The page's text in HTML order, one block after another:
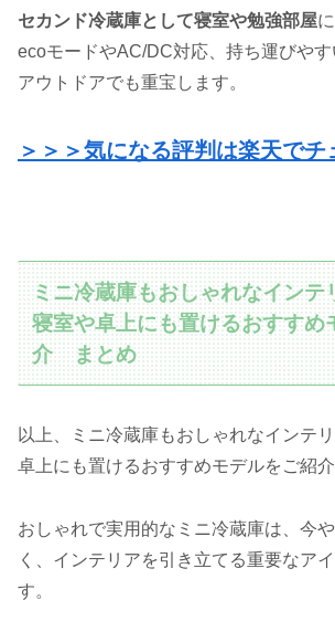
セカンド冷蔵庫として寝室や勉強部屋
ecoモードやAC/DC対応、持ち運びや
アウトドアでも重宝します。
＞＞＞気になる評判は楽天でチ
ミニ冷蔵庫もおしゃれなインテ
寝室や卓上にも置けるおすすめ
介 まとめ
以上、ミニ冷蔵庫もおしゃれなインテ
卓上にも置けるおすすめモデルをご紹介
おしゃれで実用的なミニ冷蔵庫は、今
く、インテリアを引き立てる重要なア
す。